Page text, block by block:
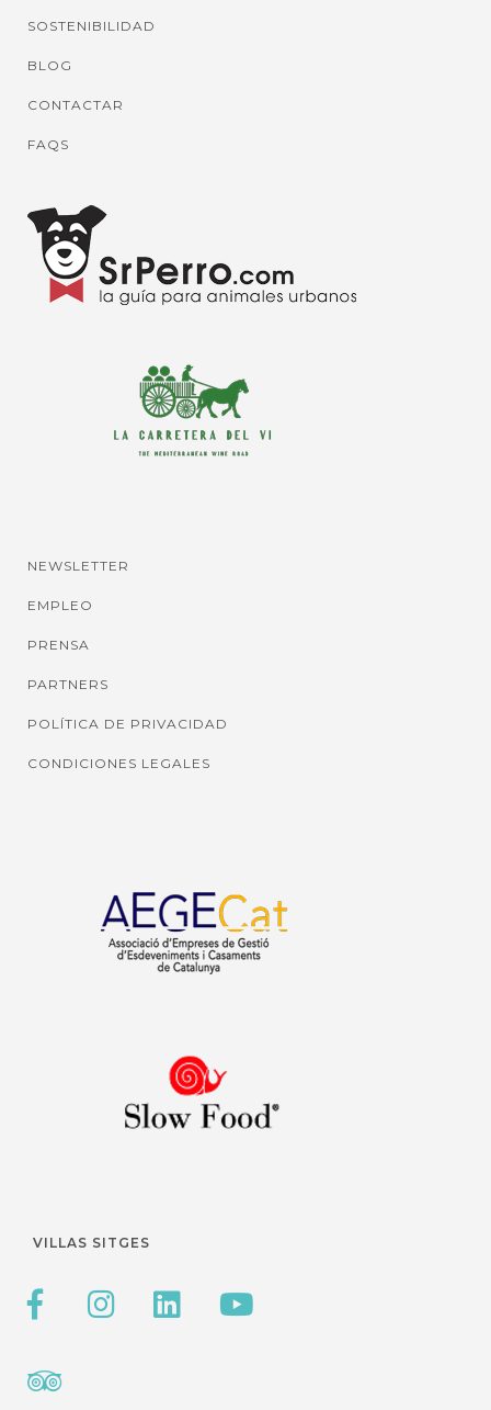
SOSTENIBILIDAD
BLOG
CONTACTAR
FAQS
NEWSLETTER
EMPLEO
PRENSA
PARTNERS
POLÍTICA DE PRIVACIDAD
CONDICIONES LEGALES
VILLAS SITGES